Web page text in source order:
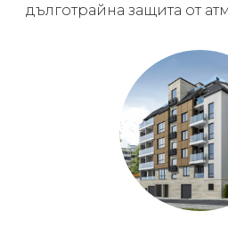
дълготрайна защита от